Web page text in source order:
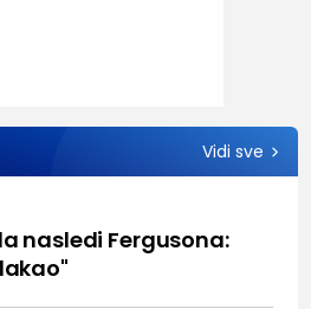
Vidi sve
nasledi Fergusona: